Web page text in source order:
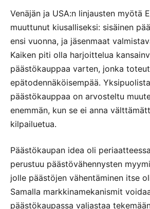
Venäjän ja USA:n linjausten myötä
muuttunut kiusalliseksi: sisäinen
ensi vuonna, ja jäsenmaat
Kaiken piti olla harjoittelua
päästökauppaa varten, jonka
epätodennäköisempää.
päästökauppaa on arvosteltu
enemmän, kun se ei anna
kilpailuetua.
Päästökaupan idea oli
perustuu päästövähennysten
jolle päästöjen vähentäminen itse
Samalla markkinamekanismit
päästökaupassa valjastaa